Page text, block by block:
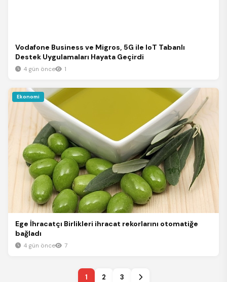
Vodafone Business ve Migros, 5G ile IoT Tabanlı
Destek Uygulamaları Hayata Geçirdi
4 gün önce 1
Ekonomi
Ege İhracatçı Birlikleri ihracat rekorlarını otomatiğe
bağladı
4 gün önce 7
1 2 3